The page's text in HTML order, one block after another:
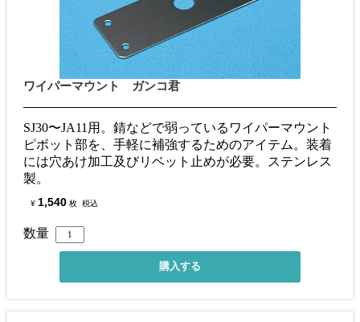
ワイパーマウント ガンコ君
SJ30〜JA11用。錆などで弱っているワイパーマウント
ピボット部を、手軽に補強するためのアイテム。装着
には穴あけ加工及びリベット止めが必要。ステンレス
製。
¥ 1,540 枚 税込
数量